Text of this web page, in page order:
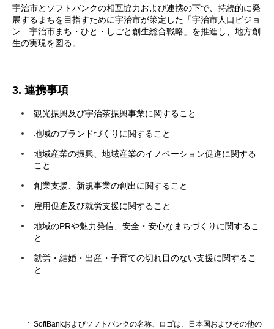
宇治市とソフトバンクの相互協力および連携の下で、持続的に発
展するまちを目指すために宇治市が策定した「宇治市人口ビジョ
ン 宇治市まち・ひと・しごと創生総合戦略」を推進し、地方創
生の実現を図る。
3. 連携事項
観光振興及び宇治茶振興事業に関すること
地域のブランドづくりに関すること
地域産業の振興、地域産業のイノベーション促進に関する
こと
創業支援、新規事業の創出に関すること
雇用促進及び就労支援に関すること
地域のPRや魅力発信、安全・安心なまちづくりに関するこ
と
就労・結婚・出産・子育ての切れ目のない支援に関するこ
と
SoftBankおよびソフトバンクの名称、ロゴは、日本国およびその他の